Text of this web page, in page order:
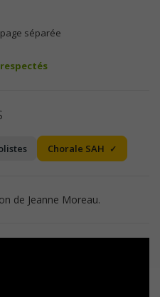
séparée
Chorale SAH
de Jeanne Moreau.